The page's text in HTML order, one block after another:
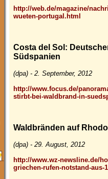
.
http://web.de/magazine/
wueten-portugal.html
Costa del Sol:
Südspanien
(dpa) - 2. September, 2012
http://www.focus.de/
stirbt-bei-waldbrand-in-
Waldbränden auf
(dpa) - 29. August, 2012
http://www.wz-newsline.de/
griechen-rufen-notstand-aus-